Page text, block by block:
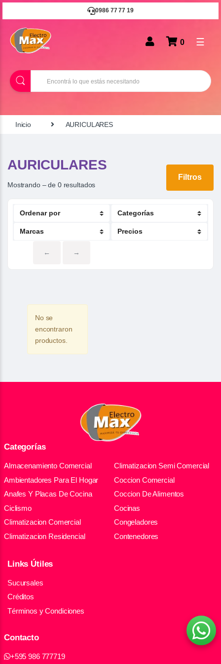
0986 77 77 19
B
u
0 ☰
Inicio AURICULARES
AURICULARES
Mostrando – de 0 resultados
Filtros
← →
No se
encontraron
productos.
Categorías
Almacenamiento Comercial
Ambientadores Para El Hogar
Anafes Y Placas De Cocina
Ciclismo
Climatizacion Comercial
Climatizacion Residencial
Climatizacion Semi Comercial
Coccion Comercial
Coccion De Alimentos
Cocinas
Congeladores
Contenedores
Links Útiles
Sucursales
Créditos
Términos y Condiciones
Contacto
+595 986 777719